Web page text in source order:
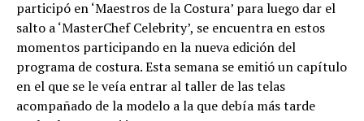
participó en ‘Maestros de la Costura’ para luego dar el
salto a ‘MasterChef Celebrity’, se encuentra en estos
momentos participando en la nueva edición del
programa de costura. Esta semana se emitió un capítulo
en el que se le veía entrar al taller de las telas
acompañado de la modelo a la que debía más tarde